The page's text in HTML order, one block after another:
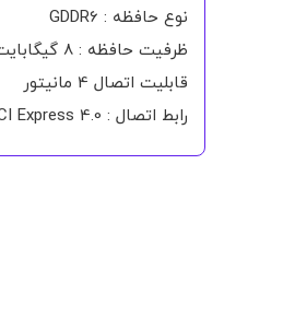
نوع حافظه : GDDR6
ظرفیت حافظه : 8 گیگابایت
قابلیت اتصال 4 مانیتور
رابط اتصال : PCI Express 4.0